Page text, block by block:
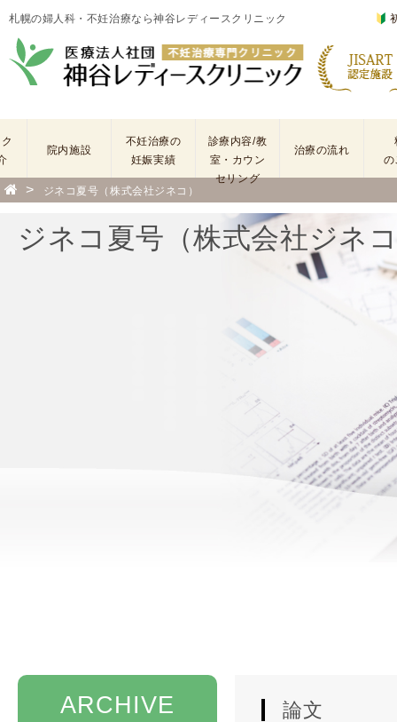
札幌の婦人科・不妊治療なら神谷レディースクリニック
院内施設
不妊治療の
妊娠実績
診療内容/教
室・カウン
セリング
治療の流れ
本
検
査
手
し
て
人
の
治
療
生
殖
補
> ジネコ夏号（株式会社ジネコ）
ジネコ夏号（株式会社ジネ
ARCHIVE 論文